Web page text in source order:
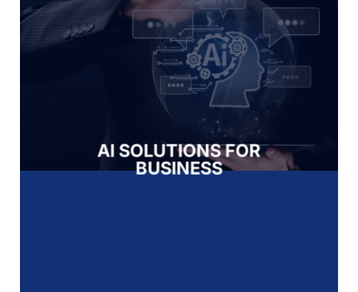
AI SOLUTIONS FOR
BUSINESS